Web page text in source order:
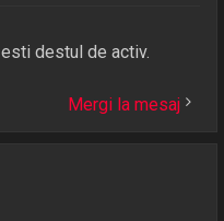
destul de activ.
Mergi la mesaj